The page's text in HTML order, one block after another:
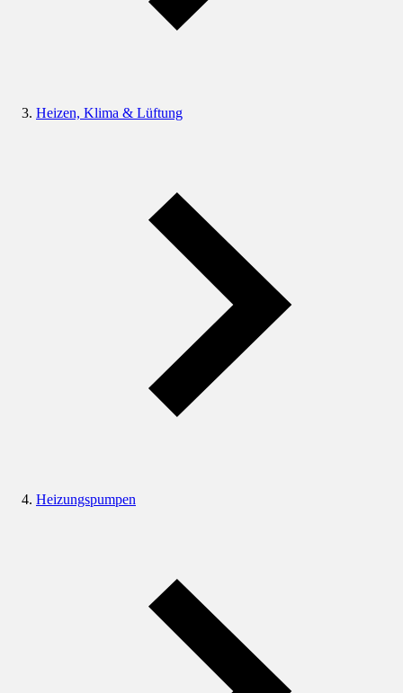
Heizen, Klima & Lüftung
Heizungspumpen